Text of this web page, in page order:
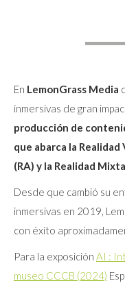
En LemonGrass Media
inmersivas de gran
producción de
que abarca la
(RA) y la Realidad
Desde que cambió su
inmersivas en 2019,
con éxito
Para la exposición AI :
museo CCCB (2024)